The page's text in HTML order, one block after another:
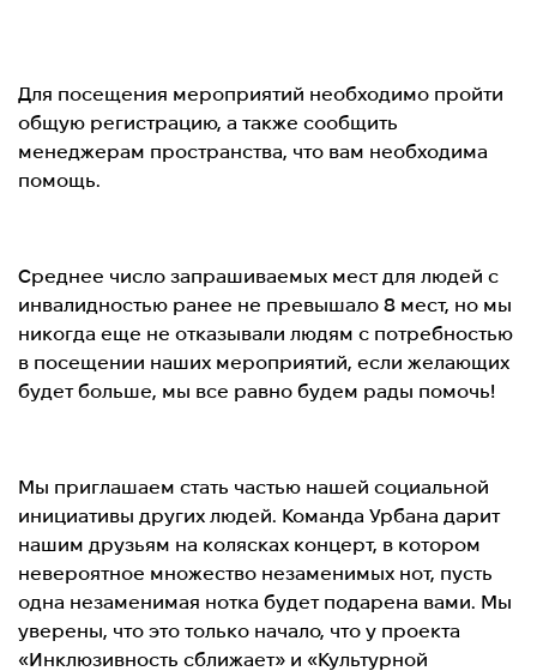
Для посещения мероприятий необходимо пройти
общую регистрацию, а также сообщить
менеджерам пространства, что вам необходима
помощь.
Среднее число запрашиваемых мест для людей с
инвалидностью ранее не превышало 8 мест, но мы
никогда еще не отказывали людям с потребностью
в посещении наших мероприятий, если желающих
будет больше, мы все равно будем рады помочь!
Мы приглашаем стать частью нашей социальной
инициативы других людей. Команда Урбана дарит
нашим друзьям на колясках концерт, в котором
невероятное множество незаменимых нот, пусть
одна незаменимая нотка будет подарена вами. Мы
уверены, что это только начало, что у проекта
«Инклюзивность сближает» и «Культурной